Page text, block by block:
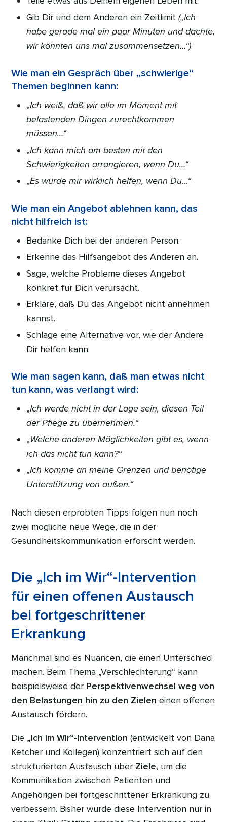
Gib Dir und dem Anderen ein Zeitlimit(„Ich
habe gerade mal ein paar Minuten und dachte,
wir könnten uns mal zusammensetzen…“).
Wie man ein Gespräch über „schwierige“
Themen beginnen kann:
„Ich weiß, daß wir alle im Moment mit
belastenden Dingen zurechtkommen
müssen…“
„Ich kann mich am besten mit den
Schwierigkeiten arrangieren, wenn Du…“
„Es würde mir wirklich helfen, wenn Du…“
Wie man ein Angebot ablehnen kann, das
nicht hilfreich ist:
Bedanke Dich bei der anderen Person.
Erkenne das Hilfsangebot des Anderen an.
Sage, welche Probleme dieses Angebot
konkret für Dich verursacht.
Erkläre, daß Du das Angebot nicht annehmen
kannst.
Schlage eine Alternative vor, wie der Andere
Dir helfen kann.
Wie man sagen kann, daß man etwas nicht
tun kann, was verlangt wird:
„Ich werde nicht in der Lage sein, diesen Teil
der Pflege zu übernehmen.“
„Welche anderen Möglichkeiten gibt es, wenn
ich das nicht tun kann?“
„Ich komme an meine Grenzen und benötige
Unterstützung von außen.“
Nach diesen erprobten Tipps folgen nun noch
zwei mögliche neue Wege, die in der
Gesundheitskommunikation erforscht werden.
Die „Ich im Wir“-Intervention
für einen offenen Austausch
bei fortgeschrittener
Erkrankung
Manchmal sind es Nuancen, die einen Unterschied
machen. Beim Thema „Verschlechterung“ kann
beispielsweise der Perspektivenwechsel weg von
den Belastungen hin zu den Zieleneinen offenen
Austausch fördern.
Die „Ich im Wir“-Intervention (entwickelt von Dana
Ketcher und Kollegen) konzentriert sich auf den
strukturierten Austausch über Ziele, um die
Kommunikation zwischen Patienten und
Angehörigen bei fortgeschrittener Erkrankung zu
verbessern. Bisher wurde diese Intervention nur in